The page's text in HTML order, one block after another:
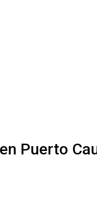
Puerto